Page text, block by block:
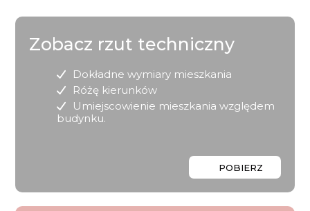
Zobacz rzut techniczny
Dokładne wymiary mieszkania
Różę kierunków
Umiejscowienie mieszkania względem
budynku.
POBIERZ